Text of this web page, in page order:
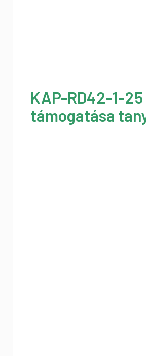
KAP-RD42-1-
támogatása